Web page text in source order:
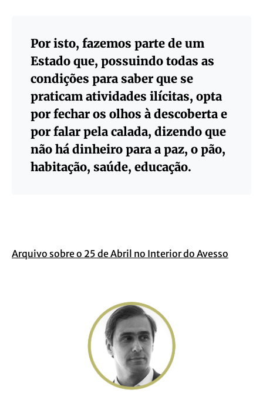
Por isto, fazemos parte de um
Estado que, possuindo todas as
condições para saber que se
praticam atividades ilícitas, opta
por fechar os olhos à descoberta e
por falar pela calada, dizendo que
não há dinheiro para a paz, o pão,
habitação, saúde, educação.
Arquivo sobre o 25 de Abril no Interior do Avesso